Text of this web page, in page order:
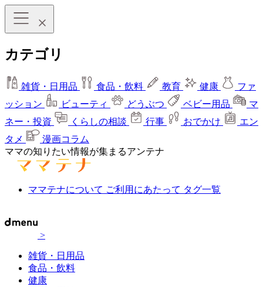
カテゴリ
雑貨・日用品 食品・飲料 教育 健康
ファ
ッション
ビューティ どうぶつ ベビー用品
マ
ネー・投資
くらしの相談 行事 おでかけ
エン
タメ
漫画コラム
ママの知りたい情報が集まるアンテナ
ママテナについて ご利用にあたって タグ一覧
>
雑貨・日用品
食品・飲料
健康